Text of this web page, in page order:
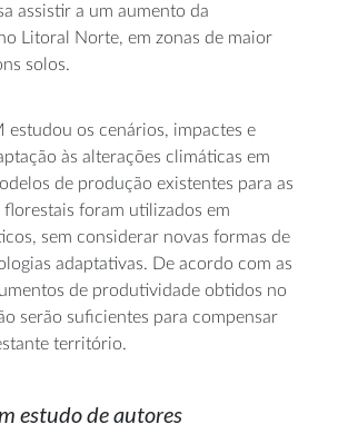
assistir a um aumento da
Litoral Norte, em zonas de maior
solos.
estudou os cenários, impactes e
às alterações climáticas em
de produção existentes para as
florestais foram utilizados em
sem considerar novas formas de
adaptativas. De acordo com as
de produtividade obtidos no
serão suficientes para compensar
território.
estudo de autores